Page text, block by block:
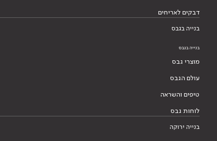
דבקים לאריחים
בנייה בגבס
בנייה בגבס
מוצרי גבס
עולם הגבס
טיפים והשראה
לוחות גבס
בנייה ירוקה